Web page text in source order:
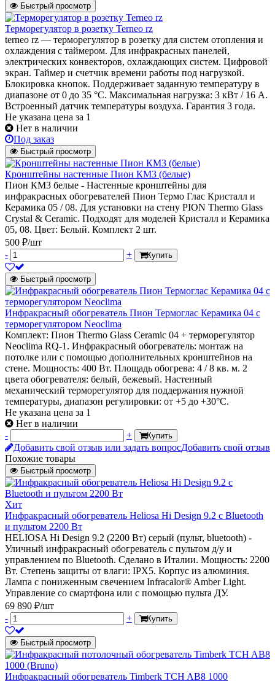
Быстрый просмотр
Терморегулятор в розетку Terneo rz
terneo rz — терморегулятор в розетку для систем отопления и
охлаждения с таймером. Для инфракрасных панелей,
электрических конвекторов, охлаждающих систем. Цифровой
экран. Таймер и счетчик времени работы под нагрузкой.
Блокировка кнопок. Поддерживает заданную температуру в
диапазоне от 0 до 35 °С. Максимальная нагрузка: 3 кВт / 16 А.
Встроенный датчик температуры воздуха. Гарантия 3 года.
Не указана цена за 1
Нет в наличии
Под заказ
Быстрый просмотр
Кронштейны настенные Пион КМ3 (белые)
Пион КМ3 белые - Настенные кронштейны для
инфракрасных обогревателей Пион Термо Глас Кристалл и
Керамика 05 / 08. Для установки на стену PION Thermo Glass
Crystal & Ceramic. Подходят для моделей Кристалл и Керамика
05, 08. Цвет: Белый. Комплект 2 шт.
500 ₽/шт
-
+ Купить
Быстрый просмотр
Инфракрасный обогреватель Пион Термоглас Керамика 04 с
терморегулятором Neoclima
Комплект: Пион Thermo Glass Ceramic 04 + терморегулятор
Neoclima RQ-1. Инфракрасный обогреватель: монтаж на
потолке или с помощью дополнительных кронштейнов на
стене. Мощность: 400 Вт. Площадь обогрева: 4 / 8 кв. м. 2
цвета обогревателя: белый, бежевый. Настенный
механический терморегулятор для поддержания нужной
температуры, диапазон регулировки: от +5 до +30°С.
Не указана цена за 1
Нет в наличии
-
+ Купить
Добавить свой отзыв или задать вопросДобавить свой отзыв
Похожие товары
Быстрый просмотр
Хит
Инфракрасный обогреватель Heliosa Hi Design 9.2 c Bluetooth
и пультом 2200 Вт
HELIOSA Hi Design 9.2 (2200 Вт) серый (пульт, bluetooth) -
Уличный инфракрасный обогреватель с пультом д/у и
управлением по Bluetooth. Сделано в Италии. Мощность: 2200
Вт. Степень защиты от влаги: IPX5. Корпус из алюминия.
Лампа с пониженным свечением Infracalor® Amber Light.
Управление со смартфона или с помощью пульта ДУ.
69 890 ₽/шт
-
+ Купить
Быстрый просмотр
Инфракрасный обогреватель Timberk TCH AB8 1000